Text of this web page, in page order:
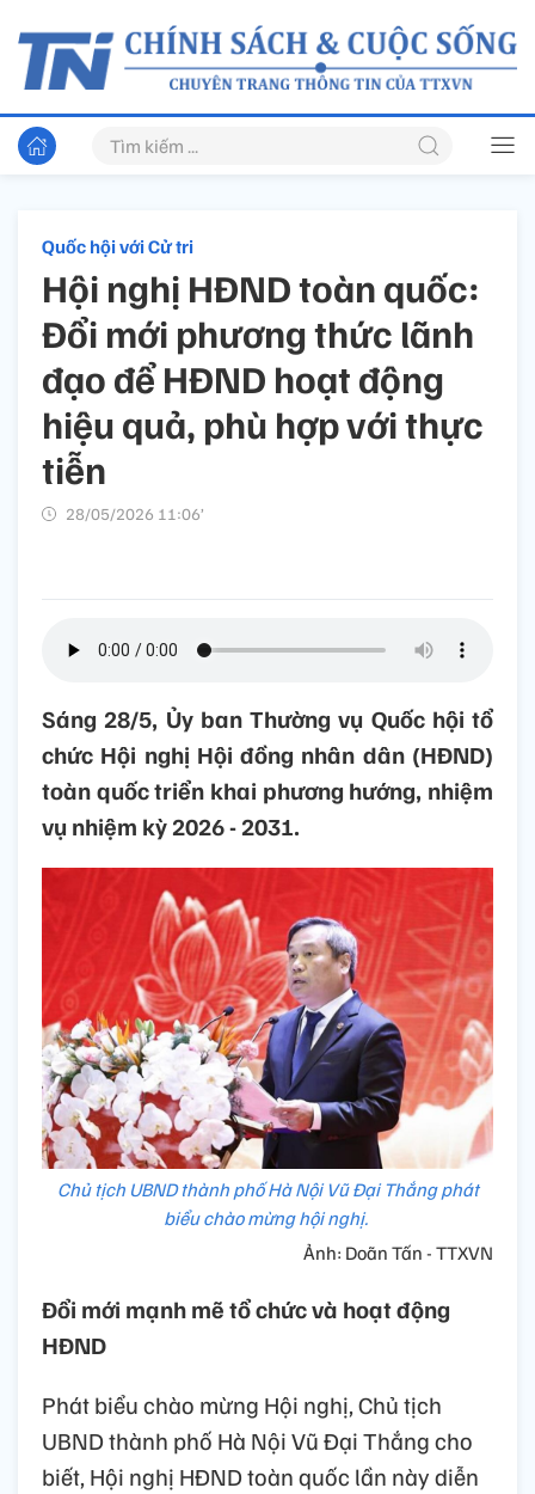
Quốc hội với Cử tri
Hội nghị HĐND toàn quốc:
Đổi mới phương thức lãnh
đạo để HĐND hoạt động
hiệu quả, phù hợp với thực
tiễn
28/05/2026 11:06’
Sáng 28/5, Ủy ban Thường vụ Quốc hội tổ
chức Hội nghị Hội đồng nhân dân (HĐND)
toàn quốc triển khai phương hướng, nhiệm
vụ nhiệm kỳ 2026 - 2031.
Chủ tịch UBND thành phố Hà Nội Vũ Đại Thắng phát
biểu chào mừng hội nghị.
Ảnh: Doãn Tấn - TTXVN
Đổi mới mạnh mẽ tổ chức và hoạt động
HĐND
Phát biểu chào mừng Hội nghị, Chủ tịch
UBND thành phố Hà Nội Vũ Đại Thắng cho
biết, Hội nghị HĐND toàn quốc lần này diễn